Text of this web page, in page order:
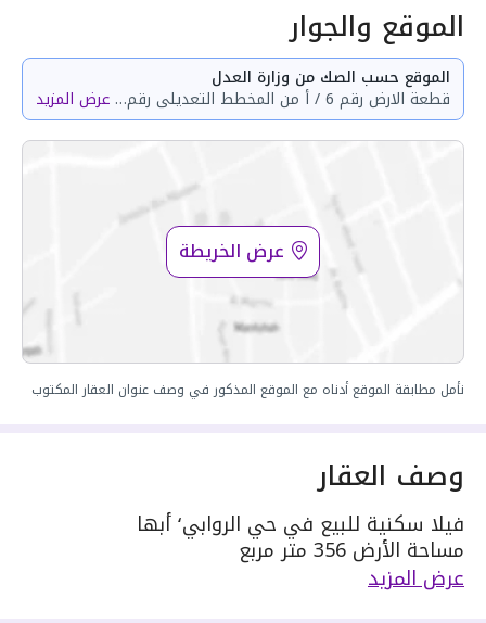
الموقع والجوار
الموقع حسب الصك من وزارة العدل
قطعة الارض رقم 6 / أ من المخطط التعديلى رقم 4909 / 1443 / ع / 1 المبنى على المخطط الاساسى رقم 4727 / 1443/ ع/ 1 الواقع فى حى المحالة بمدينة ابها .عرض المزيد
عرض الخريطة
نأمل مطابقة الموقع أدناه مع الموقع المذكور في وصف عنوان العقار المكتوب
وصف العقار
فيلا سكنية للبيع في حي الروابي٬ أبها
مساحة الأرض 356 متر مربع
مسطحات البناء 480 متر مربع
يحدها 1 شارع: شمالية غربية٬ بعرض 30 م
عرض المزيد